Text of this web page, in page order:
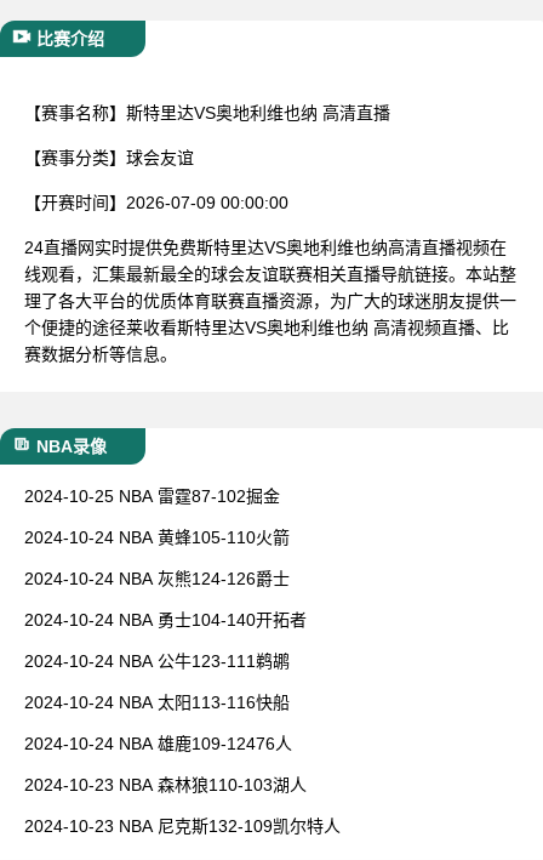
比赛介绍
【赛事名称】 斯特里达VS奥地利维也纳 高清直播
【赛事分类】 球会友谊
【开赛时间】 2026-07-09 00:00:00
24直播网实时提供免费斯特里达VS奥地利维也纳高清直播视频在
线观看，汇集最新最全的球会友谊联赛相关直播导航链接。本站整
理了各大平台的优质体育联赛直播资源，为广大的球迷朋友提供一
个便捷的途径莱收看斯特里达VS奥地利维也纳 高清视频直播、比
赛数据分析等信息。
NBA录像
2024-10-25 NBA 雷霆87-102掘金
2024-10-24 NBA 黄蜂105-110火箭
2024-10-24 NBA 灰熊124-126爵士
2024-10-24 NBA 勇士104-140开拓者
2024-10-24 NBA 公牛123-111鹈鹕
2024-10-24 NBA 太阳113-116快船
2024-10-24 NBA 雄鹿109-12476人
2024-10-23 NBA 森林狼110-103湖人
2024-10-23 NBA 尼克斯132-109凯尔特人